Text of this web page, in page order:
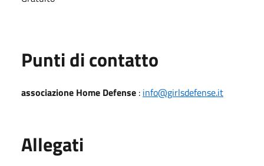
Punti di contatto
associazione Home Defense : info@girlsdefense.it
Allegati